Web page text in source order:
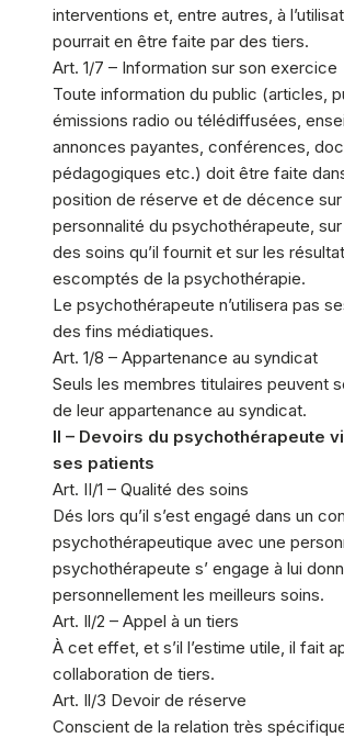
interventions et, entre autres, à
pourrait en être faite par des tiers.
Art. 1/7 – Information sur son exercice
Toute information du public (articles,
émissions radio ou télédiffusées,
annonces payantes, conférences,
pédagogiques etc.) doit être faite
position de réserve et de décence sur
personnalité du psychothérapeute, sur
des soins qu’il fournit et sur les
escomptés de la psychothérapie.
Le psychothérapeute n’utilisera pas
des fins médiatiques.
Art. 1/8 – Appartenance au syndicat
Seuls les membres titulaires peuvent
de leur appartenance au syndicat.
II – Devoirs du psychothérapeute
ses patients
Art. II/1 – Qualité des soins
Dés lors qu’il s’est engagé dans un
psychothérapeutique avec une
psychothérapeute s’ engage à lui
personnellement les meilleurs soins.
Art. Il/2 – Appel à un tiers
À cet effet, et s’il l’estime utile, il fait
collaboration de tiers.
Art. Il/3 Devoir de réserve
Conscient de la relation très